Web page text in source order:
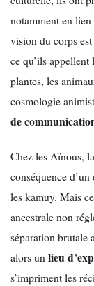
notamment en
vision du corps
ce qu’ils appellent
plantes, les
cosmologie
de
Chez les Aïnous,
conséquence
les kamuy. Mais
ancestrale non
séparation brutale
alors unlieu
s’impriment les